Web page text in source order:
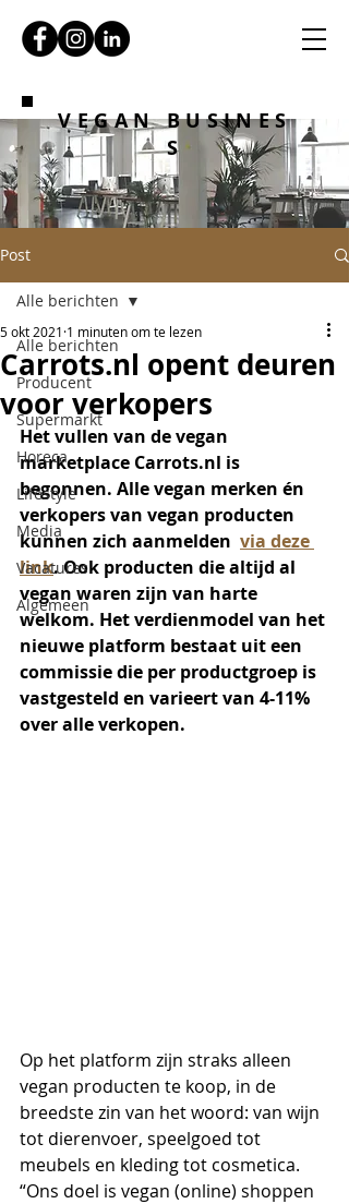
VEGAN BUSINES
S
Post
Alle berichten
Producent
Supermarkt
Horeca
Lifestyle
Media
Vacatures
Algemeen
Alle berichten
Carrots.nl opent deuren
voor verkopers
5 okt 2021 1 minuten om te lezen
Het vullen van de vegan
marketplace Carrots.nl is
begonnen. Alle vegan merken én
verkopers van vegan producten
kunnen zich aanmelden via deze
link. Ook producten die altijd al
vegan waren zijn van harte
welkom. Het verdienmodel van het
nieuwe platform bestaat uit een
commissie die per productgroep is
vastgesteld en varieert van 4-11%
over alle verkopen.
Op het platform zijn straks alleen
vegan producten te koop, in de
breedste zin van het woord: van wijn
tot dierenvoer, speelgoed tot
meubels en kleding tot cosmetica.
“Ons doel is vegan (online) shoppen